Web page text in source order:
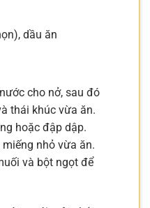
dầu ăn
cho nở, sau đó
thái khúc vừa ăn.
hoặc đập dập.
nhỏ vừa ăn.
và bột ngọt để